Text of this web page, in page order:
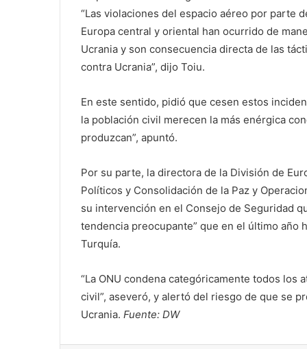
“Las violaciones del espacio aéreo por parte
Europa central y oriental han ocurrido de
Ucrania y son consecuencia directa de las
contra Ucrania”, dijo Toiu.
En este sentido, pidió que cesen estos
la población civil merecen la más enérgica
produzcan”, apuntó.
Por su parte, la directora de la División de
Políticos y Consolidación de la Paz y
su intervención en el Consejo de Seguridad
tendencia preocupante” que en el último año
Turquía.
“La ONU condena categóricamente todos
civil”, aseveró, y alertó del riesgo de que se
Ucrania. Fuente: DW